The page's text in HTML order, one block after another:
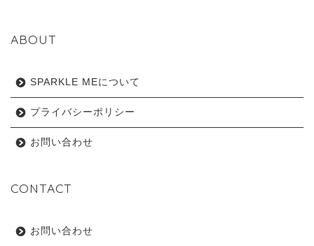
ABOUT
SPARKLE MEについて
プライバシーポリシー
お問い合わせ
CONTACT
お問い合わせ